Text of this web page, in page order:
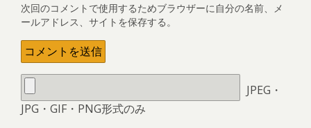
次回のコメントで使用するためブラウザーに自分の名前、メ
ールアドレス、サイトを保存する。
JPEG・
JPG・GIF・PNG形式のみ